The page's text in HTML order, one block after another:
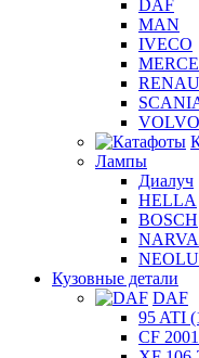
DAF
MAN
IVECO
VOLVO
Лампы
Диалуч
HELLA
BOSCH
NARVA
Кузовные детали
DAF
95 ATI
CF